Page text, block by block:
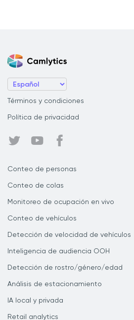
Términos y condiciones
Política de privacidad
Conteo de personas
Conteo de colas
Monitoreo de ocupación en vivo
Conteo de vehículos
Detección de velocidad de vehículos
Inteligencia de audiencia OOH
Detección de rostro/género/edad
Análisis de estacionamiento
IA local y privada
Retail analytics